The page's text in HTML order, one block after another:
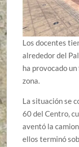
Los docentes
alrededor del
ha provocado
zona.
La situación se
60 del Centro,
aventó la
ellos terminó